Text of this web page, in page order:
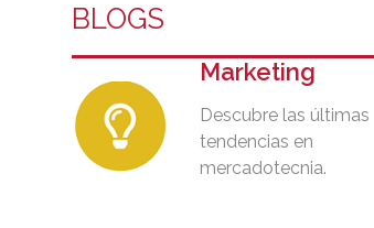
BLOGS
Marketing
Descubre las últimas
tendencias en
mercadotecnia.